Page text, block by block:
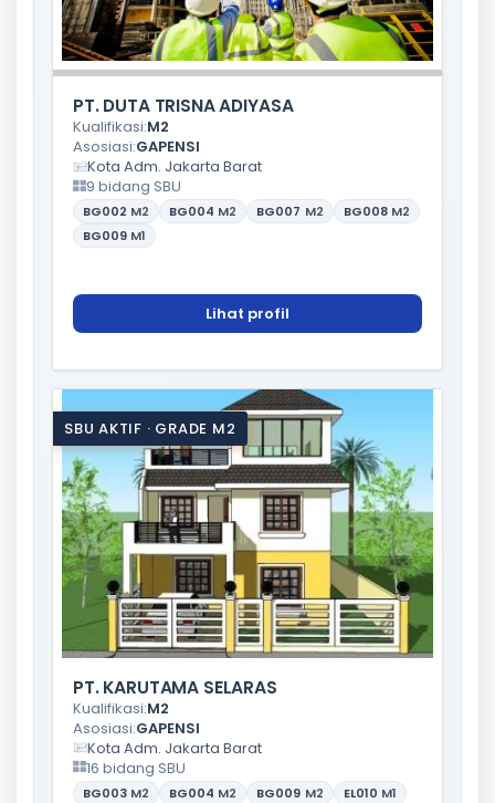
PT. DUTA TRISNA ADIYASA
Kualifikasi:M2
Asosiasi:GAPENSI
Kota Adm. Jakarta Barat
9 bidang SBU
BG002 M2 BG004 M2 BG007 M2 BG008 M2
BG009 M1
Lihat profil
SBU AKTIF · GRADE M2
PT. KARUTAMA SELARAS
Kualifikasi:M2
Asosiasi:GAPENSI
Kota Adm. Jakarta Barat
16 bidang SBU
BG003 M2 BG004 M2 BG009 M2 EL010 M1